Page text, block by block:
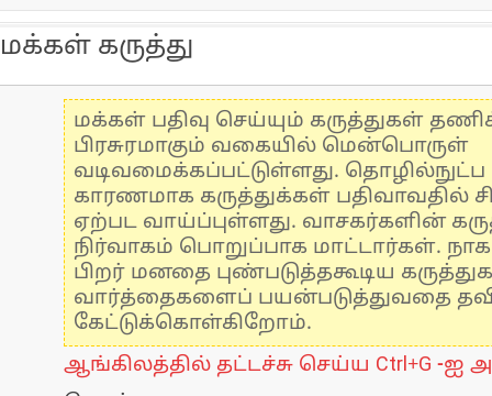
மக்கள் கருத்து
மக்கள் பதிவு செய்யும் கருத்துகள்
பிரசுரமாகும் வகையில் மென்பொருள்
வடிவமைக்கப்பட்டுள்ளது.
காரணமாக கருத்துக்கள் பதிவாவதில்
ஏற்பட வாய்ப்புள்ளது. வாசகர்களின்
நிர்வாகம் பொறுப்பாக மாட்டார்கள்.
பிறர் மனதை புண்படுத்தகூடிய
வார்த்தைகளைப் பயன்படுத்துவதை
கேட்டுக்கொள்கிறோம்.
ஆங்கிலத்தில் தட்டச்சு செய்ய Ctrl+G -ஐ